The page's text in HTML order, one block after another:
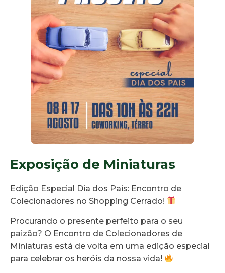
Exposição de Miniaturas
Edição Especial Dia dos Pais: Encontro de
Colecionadores no Shopping Cerrado!
Procurando o presente perfeito para o seu
paizão? O Encontro de Colecionadores de
Miniaturas está de volta em uma edição especial
para celebrar os heróis da nossa vida!